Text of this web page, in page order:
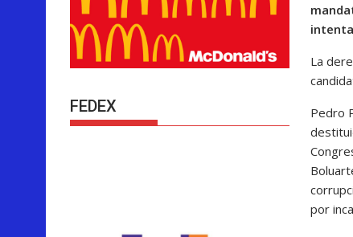
La
Pedro
por
FEDEX